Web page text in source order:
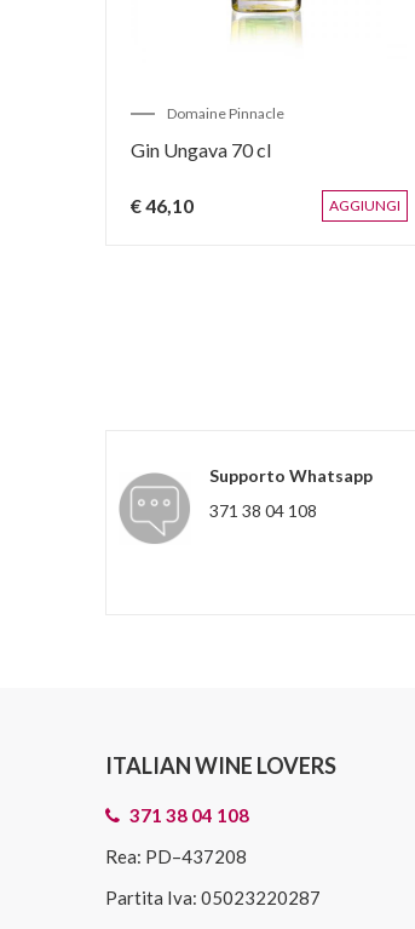
AGGIUNGI
Domaine Pinnacle
Gin Ungava 70 cl
€ 46,10
Supporto Whatsapp
371 38 04 108
ITALIAN WINE LOVERS
371 38 04 108
Rea: PD–437208
Partita Iva: 05023220287